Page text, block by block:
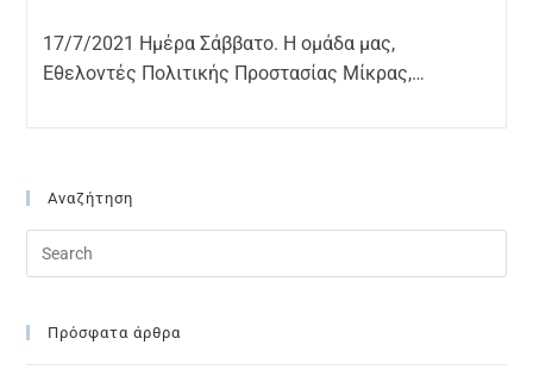
17/7/2021 Ημέρα Σάββατο. Η ομάδα μας,
Εθελοντές Πολιτικής Προστασίας Μίκρας,…
Αναζήτηση
Πρόσφατα άρθρα